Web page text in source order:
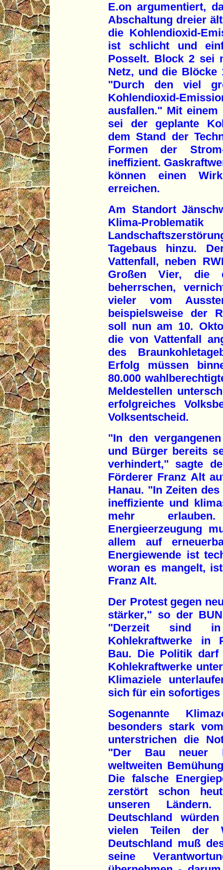
E.on argumentiert,
Abschaltung dreier
die Kohlendioxid-
ist schlicht und
Posselt. Block 2 sei
Netz, und die
"Durch den viel
Kohlendioxid-
ausfallen." Mit
sei der geplante
dem Stand der
Formen der
ineffizient.
können einen
erreichen.
Am Standort
Klima-
Tagebaus hinzu.
Vattenfall, neben
Großen Vier, die
beherrschen,
vieler vom
beispielsweise der
soll nun am 10.
die von Vattenfall
des
Erfolg müssen
80.000
Meldestellen
erfolgreiches
Volksentscheid.
"In den
und Bürger bereits
verhindert," sagte
Förderer Franz Alt
Hanau. "In Zeiten
ineffiziente und
mehr
Energieerzeugung
allem auf
Energiewende ist
woran es mangelt,
Franz Alt.
Der Protest gegen
stärker," so der
"Derzeit sind
Kohlekraftwerke in
Bau. Die Politik
Kohlekraftwerke
Klimaziele
sich für ein
Sogenannte
besonders stark
unterstrichen die
"Der Bau neuer
weltweiten
Die falsche
zerstört schon
unseren
Deutschland
vielen Teilen der
Deutschland muß
seine